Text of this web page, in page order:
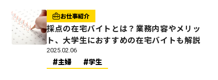
お仕事紹介
採点の在宅バイトとは？業務内容やメリッ
ト、大学生におすすめの在宅バイトも解説
2025.02.06
主婦 学生